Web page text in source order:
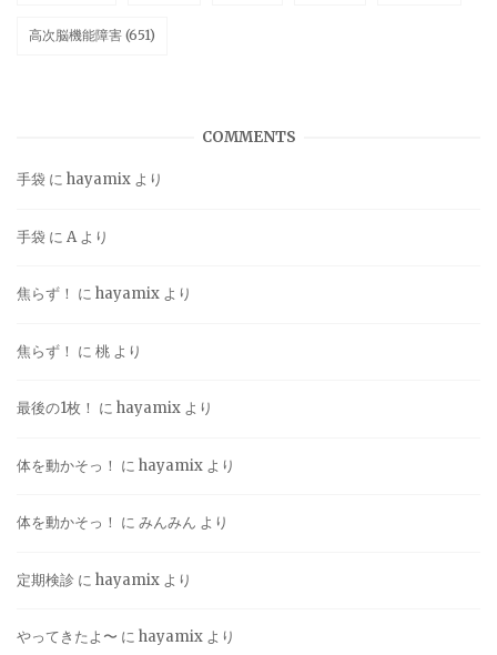
高次脳機能障害 (651)
COMMENTS
手袋 に hayamix より
手袋 に Aより
焦らず！ に hayamix より
焦らず！ に 桃 より
最後の1枚！ に hayamix より
体を動かそっ！ に hayamix より
体を動かそっ！ に みんみん より
定期検診 に hayamix より
やってきたよ〜 に hayamix より